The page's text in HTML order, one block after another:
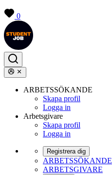
0
ARBETSSÖKANDE
Skapa profil
Logga in
Arbetsgivare
Skapa profil
Logga in
Registrera dig
ARBETSSÖKANDE
ARBETSGIVARE